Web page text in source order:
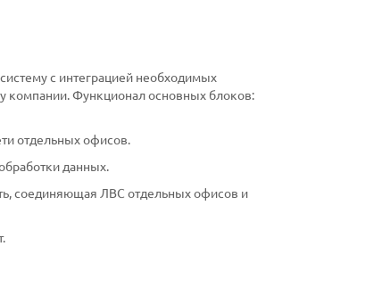
с интеграцией необходимых
компании. Функционал основных блоков:
отдельных офисов.
данных.
соединяющая ЛВС отдельных офисов и